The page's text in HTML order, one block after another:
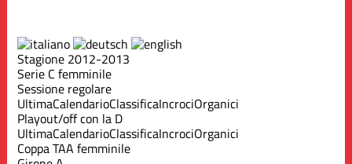
Stagione 2012-2013
Serie C femminile
Sessione regolare
UltimaCalendarioClassificaIncrociOrganici
Playout/off con la D
UltimaCalendarioClassificaIncrociOrganici
Coppa TAA femminile